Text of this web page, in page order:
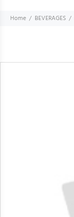
Home BEVERAGES